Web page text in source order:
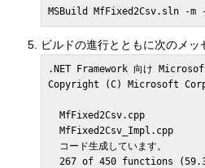
ビルドの進行とともに次のメッ
.NET Framework 向け
Copyright (C) Microsoft
  MfFixed2Csv.cpp
  MfFixed2Csv_Impl.cpp
  コード生成しています。
267 of 450 functions